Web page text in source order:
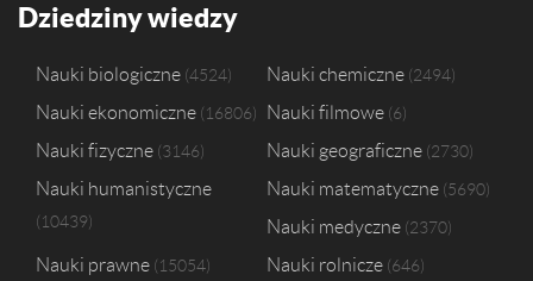
Dziedziny wiedzy
Nauki biologiczne 4524 Nauki chemiczne 2494
Nauki ekonomiczne 16806 Nauki filmowe 6
Nauki fizyczne 3146 Nauki geograficzne 2730
Nauki humanistyczne
10439
Nauki matematyczne 5690
Nauki medyczne 2370
Nauki prawne 15054 Nauki rolnicze 646